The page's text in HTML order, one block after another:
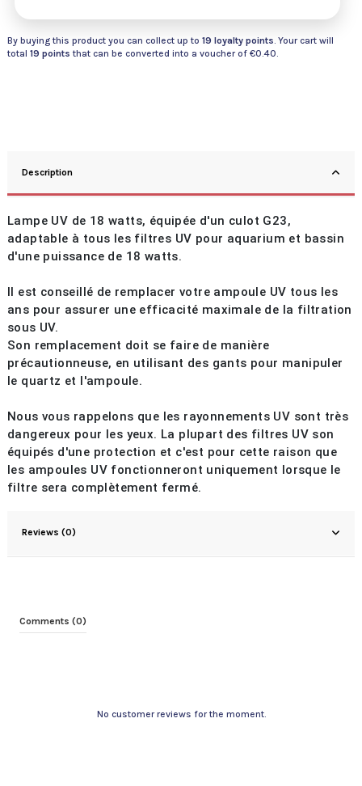
By buying this product you can collect up to 19 loyalty points . Your cart will
total 19 points that can be converted into a voucher of €0.40
Description
Lampe UV de 18 watts, équipée d'un culot G23,
adaptable à tous les filtres UV pour aquarium et bassin
d'une puissance de 18 watts.
Il est conseillé de remplacer votre ampoule UV tous les
ans pour assurer une efficacité maximale de la filtration
sous UV.
Son remplacement doit se faire de manière
précautionneuse, en utilisant des gants pour manipuler
le quartz et l'ampoule.
Nous vous rappelons que les rayonnements UV sont très
dangereux pour les yeux. La plupart des filtres UV son
équipés d'une protection et c'est pour cette raison que
les ampoules UV fonctionneront uniquement lorsque le
filtre sera complètement fermé.
Reviews (0)
Comments (0)
No customer reviews for the moment.